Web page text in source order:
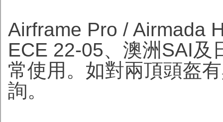
Airframe Pro / Airmada
ECE 22-05、澳洲SAI及
常使用。如對兩頂頭盔
詢。